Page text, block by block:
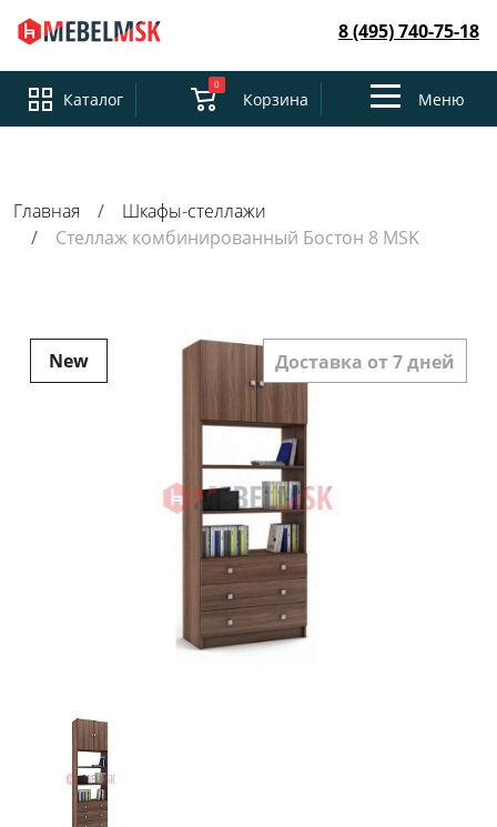
8 (495) 740-75-18
Каталог
0
Корзина
ToggleМеню
Главная
Шкафы-стеллажи
Стеллаж комбинированный Бостон 8 MSK
New Доставка от 7 дней